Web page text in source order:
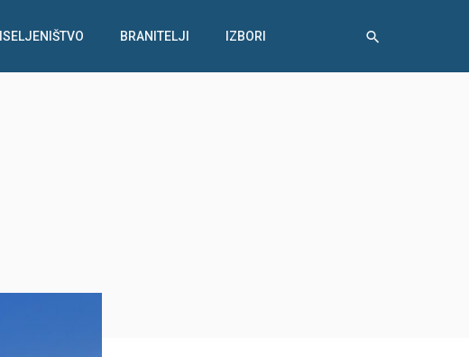
ISELJENIŠTVO BRANITELJI IZBORI